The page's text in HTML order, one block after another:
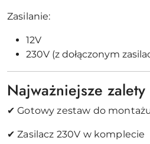
Zasilanie:
12V
230V (z dołączonym
Najważniejsze zalety
✔ Gotowy zestaw do
✔ Zasilacz 230V w komplecie